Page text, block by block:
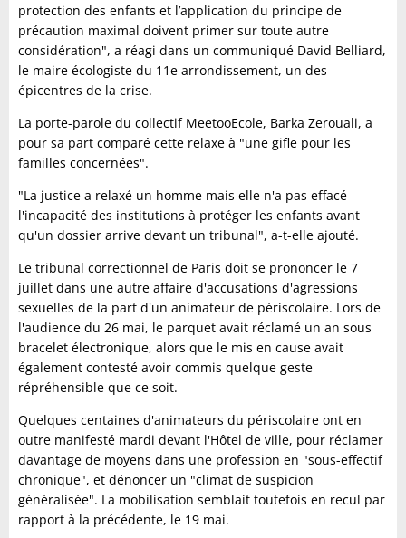
protection des enfants et l’application du principe de
précaution maximal doivent primer sur toute autre
considération", a réagi dans un communiqué David Belliard,
le maire écologiste du 11e arrondissement, un des
épicentres de la crise.
La porte-parole du collectif MeetooEcole, Barka Zerouali, a
pour sa part comparé cette relaxe à "une gifle pour les
familles concernées".
"La justice a relaxé un homme mais elle n'a pas effacé
l'incapacité des institutions à protéger les enfants avant
qu'un dossier arrive devant un tribunal", a-t-elle ajouté.
Le tribunal correctionnel de Paris doit se prononcer le 7
juillet dans une autre affaire d'accusations d'agressions
sexuelles de la part d'un animateur de périscolaire. Lors de
l'audience du 26 mai, le parquet avait réclamé un an sous
bracelet électronique, alors que le mis en cause avait
également contesté avoir commis quelque geste
répréhensible que ce soit.
Quelques centaines d'animateurs du périscolaire ont en
outre manifesté mardi devant l'Hôtel de ville, pour réclamer
davantage de moyens dans une profession en "sous-effectif
chronique", et dénoncer un "climat de suspicion
généralisée". La mobilisation semblait toutefois en recul par
rapport à la précédente, le 19 mai.